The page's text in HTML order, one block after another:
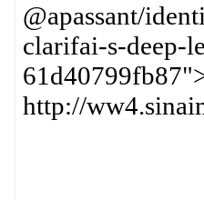
@apassant/
clarifai-s-deep-
http://